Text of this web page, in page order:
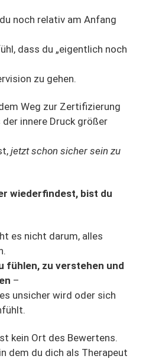
noch relativ am Anfang
dass du „eigentlich noch
zu gehen.
Weg zur Zertifizierung
innere Druck größer
jetzt schon sicher sein zu
wiederfindest, bist du
es nicht darum, alles
fühlen, zu verstehen und
–
unsicher wird oder sich
kein Ort des Bewertens.
dem du dich als Therapeut